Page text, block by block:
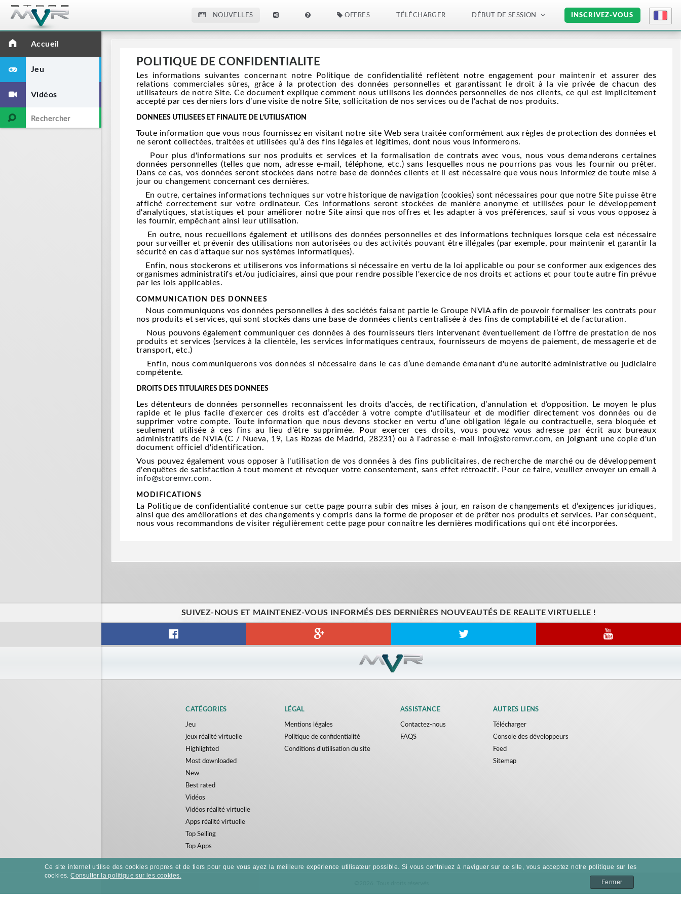
NOUVELLES OFFRES TÉLÉCHARGER DÉBUT DE SESSION INSCRIVEZ-VOUS
Accueil
Jeu
Vidéos
POLITIQUE DE CONFIDENTIALITE
Les informations suivantes concernant notre Politique de confidentialité reflètent notre engagement pour maintenir et assurer des
relations commerciales sûres, grâce à la protection des données personnelles et garantissant le droit à la vie privée de chacun des
utilisateurs de notre Site. Ce document explique comment nous utilisons les données personnelles de nos clients, ce qui est implicitement
accepté par ces derniers lors d’une visite de notre Site, sollicitation de nos services ou de l'achat de nos produits.
DONNEES UTILISEES ET FINALITE DE L’UTILISATION
Toute information que vous nous fournissez en visitant notre site Web sera traitée conformément aux règles de protection des données et
ne seront collectées, traitées et utilisées qu’à des fins légales et légitimes, dont nous vous informerons.
Pour plus d'informations sur nos produits et services et la formalisation de contrats avec vous, nous vous demanderons certaines
données personnelles (telles que nom, adresse e-mail, téléphone, etc.) sans lesquelles nous ne pourrions pas vous les fournir ou prêter.
Dans ce cas, vos données seront stockées dans notre base de données clients et il est nécessaire que vous nous informiez de toute mise à
jour ou changement concernant ces dernières.
En outre, certaines informations techniques sur votre historique de navigation (cookies) sont nécessaires pour que notre Site puisse être
affiché correctement sur votre ordinateur. Ces informations seront stockées de manière anonyme et utilisées pour le développement
d'analytiques, statistiques et pour améliorer notre Site ainsi que nos offres et les adapter à vos préférences, sauf si vous vous opposez à
les fournir, empêchant ainsi leur utilisation.
En outre, nous recueillons également et utilisons des données personnelles et des informations techniques lorsque cela est nécessaire
pour surveiller et prévenir des utilisations non autorisées ou des activités pouvant être illégales (par exemple, pour maintenir et garantir la
sécurité en cas d'attaque sur nos systèmes informatiques).
Enfin, nous stockerons et utiliserons vos informations si nécessaire en vertu de la loi applicable ou pour se conformer aux exigences des
organismes administratifs et/ou judiciaires, ainsi que pour rendre possible l'exercice de nos droits et actions et pour toute autre fin prévue
par les lois applicables.
COMMUNICATION DES DONNEES
Nous communiquons vos données personnelles à des sociétés faisant partie le Groupe NVIA afin de pouvoir formaliser les contrats pour
nos produits et services, qui sont stockés dans une base de données clients centralisée à des fins de comptabilité et de facturation.
Nous pouvons également communiquer ces données à des fournisseurs tiers intervenant éventuellement de l’offre de prestation de nos
produits et services (services à la clientèle, les services informatiques centraux, fournisseurs de moyens de paiement, de messagerie et de
transport, etc.)
Enfin, nous communiquerons vos données si nécessaire dans le cas d’une demande émanant d'une autorité administrative ou judiciaire
compétente.
DROITS DES TITULAIRES DES DONNEES
Les détenteurs de données personnelles reconnaissent les droits d'accès, de rectification, d’annulation et d’opposition. Le moyen le plus
rapide et le plus facile d'exercer ces droits est d’accéder à votre compte d'utilisateur et de modifier directement vos données ou de
supprimer votre compte. Toute information que nous devons stocker en vertu d’une obligation légale ou contractuelle, sera bloquée et
seulement utilisée à ces fins au lieu d'être supprimée. Pour exercer ces droits, vous pouvez vous adresse par écrit aux bureaux
administratifs de NVIA (C / Nueva, 19, Las Rozas de Madrid, 28231) ou à l'adresse e-mail info@storemvr.com, en joignant une copie d'un
document officiel d'identification.
Vous pouvez également vous opposer à l'utilisation de vos données à des fins publicitaires, de recherche de marché ou de développement
d'enquêtes de satisfaction à tout moment et révoquer votre consentement, sans effet rétroactif. Pour ce faire, veuillez envoyer un email à
info@storemvr.com.
MODIFICATIONS
La Politique de confidentialité contenue sur cette page pourra subir des mises à jour, en raison de changements et d’exigences juridiques,
ainsi que des améliorations et des changements y compris dans la forme de proposer et de prêter nos produits et services. Par conséquent,
nous vous recommandons de visiter régulièrement cette page pour connaître les dernières modifications qui ont été incorporées.
SUIVEZ-NOUS ET MAINTENEZ-VOUS INFORMÉS DES DERNIÈRES NOUVEAUTÉS DE REALITE VIRTUELLE !
CATÉGORIES
Jeu
jeux réalité virtuelle
Highlighted
Most downloaded
New
Best rated
Vidéos
Vidéos réalité virtuelle
Apps réalité virtuelle
Top Selling
Top Apps
LÉGAL
Mentions légales
Politique de confidentialité
Conditions d'utilisation du site
ASSISTANCE
Contactez-nous
FAQS
AUTRES LIENS
Télécharger
Console des développeurs
Feed
Sitemap
Ce site internet utilise des cookies propres et de tiers pour que vous ayez la meilleure expérience utilisateur possible. Si vous contniuez à naviguer sur ce site, vous acceptez notre politique sur les
cookies.Consulter la politique sur les cookies.
Fermer